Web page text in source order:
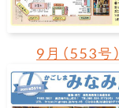
9月（553号）